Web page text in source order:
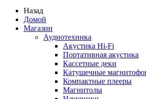
Назад
Домой
Магазин
Аудиотехника
Акустика Hi-Fi
Портативная акустика
Кассетные деки
Катушечные
Компактные плееры
Магнитолы